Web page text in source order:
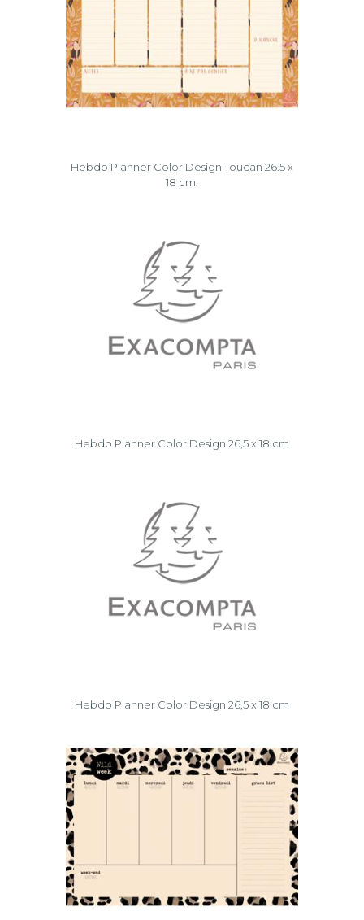
Hebdo Planner Color Design Toucan 26.5 x
18 cm.
Hebdo Planner Color Design 26,5 x 18 cm
Hebdo Planner Color Design 26,5 x 18 cm